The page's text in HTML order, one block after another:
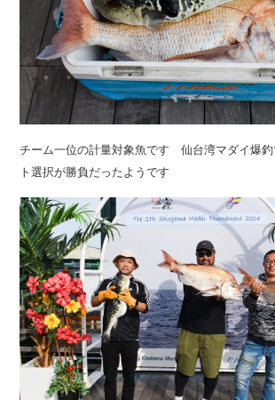
チーム一位の計量対象魚です 仙台湾マダイ爆
ト選択が勝負だったようです